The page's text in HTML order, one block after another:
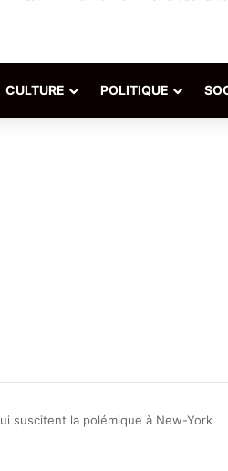
CULTURE POLITIQUE
suscitent la polémique à New-York